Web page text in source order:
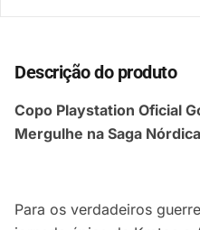
Descrição do produto
Copo Playstation Oficial
Mergulhe na Saga
Para os verdadeiros